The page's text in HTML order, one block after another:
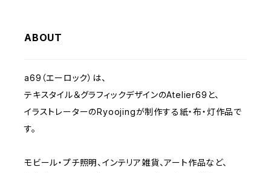
ABOUT
a69（エーロック）は、
テキスタイル＆グラフィックデザインのAtelier69と、
イラストレーターのRyoojingが制作する紙・布・灯作品で
す。
モビール・プチ照明、インテリア雑貨、アート作品など、